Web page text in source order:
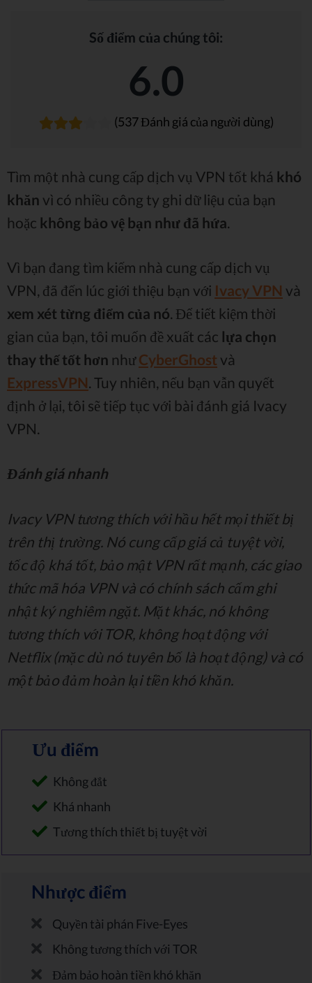
Số điểm của chúng tôi:
6.0
(537 Đánh giá của người dùng)
Tìm một nhà cung cấp dịch vụ VPN tốt khá khó
khăn vì có nhiều công ty ghi dữ liệu của bạn
hoặc không bảo vệ bạn như đã hứa.
Vì bạn đang tìm kiếm nhà cung cấp dịch vụ
VPN, đã đến lúc giới thiệu bạn với Ivacy VPN và
xem xét từng điểm của nó. Để tiết kiệm thời
gian của bạn, tôi muốn đề xuất các lựa chọn
thay thế tốt hơn nhưCyberGhost và
ExpressVPN. Tuy nhiên, nếu bạn vẫn quyết
định ở lại, tôi sẽ tiếp tục với bài đánh giá Ivacy
VPN.
Đánh giá nhanh
Ivacy VPN tương thích với hầu hết mọi thiết bị
trên thị trường. Nó cung cấp giá cả tuyệt vời,
tốc độ khá tốt, bảo mật VPN rất mạnh, các giao
thức mã hóa VPN và có chính sách cấm ghi
nhật ký nghiêm ngặt. Mặt khác, nó không
tương thích với TOR, không hoạt động với
Netflix (mặc dù nó tuyên bố là hoạt động) và có
một bảo đảm hoàn lại tiền khó khăn.
Ưu điểm
Không đắt
Khá nhanh
Tương thích thiết bị tuyệt vời
Nhược điểm
Quyền tài phán Five-Eyes
Không tương thích với TOR
Đảm bảo hoàn tiền khó khăn